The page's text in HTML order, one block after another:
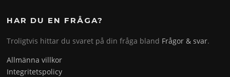
HAR DU EN FRÅGA?
Troligtvis hittar du svaret på din fråga bland Frågor & svar.
Allmänna villkor
Integritetspolicy